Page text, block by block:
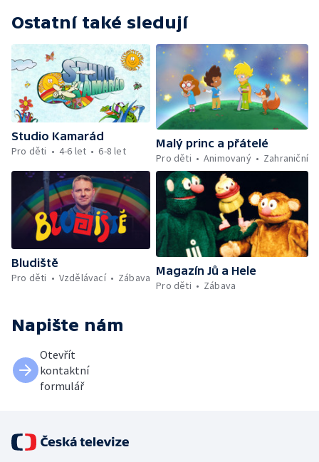
Ostatní také sledují
Studio Kamarád
Pro děti
4-6 let 6-8 let
Malý princ a přátelé
Pro děti
Animovaný Zahraniční
Bludiště
Pro děti
Vzdělávací Zábava
Magazín Jů a Hele
Pro děti
Zábava
Napište nám
Otevřít
kontaktní
formulář